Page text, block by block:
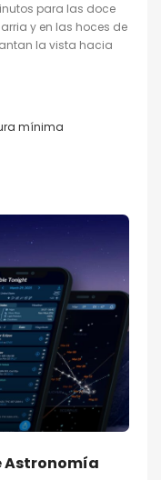
para las doce
y en las hoces de
la vista hacia
mínima
Astronomía